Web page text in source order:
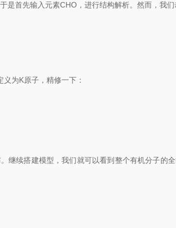
首先输入元素CHO，进行结构解析。然而，我们
为K原子，精修一下：
继续搭建模型，我们就可以看到整个有机分子的